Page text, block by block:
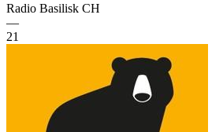
Radio Basilisk CH
—
21